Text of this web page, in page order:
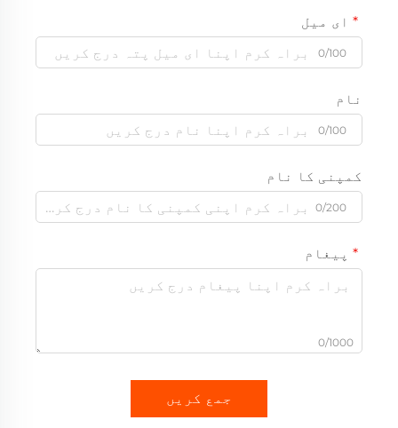
ای میل
0/100
نام
0/100
کمپنی کا نام
0/200
پیغام
0/1000
جمع کریں